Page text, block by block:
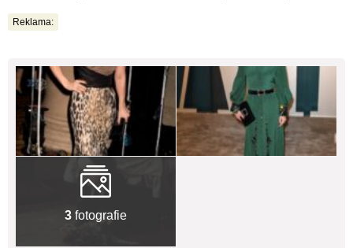
Reklama:
3 fotografie